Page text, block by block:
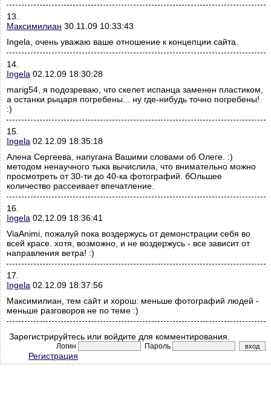
13.
Максимилиан 30.11.09 10:33:43
Ingela, очень уважаю ваше отношение к концепции сайта.
14.
Ingela 02.12.09 18:30:28
marig54, я подозреваю, что скелет испанца заменен пластиком,
а останки рыцаря погребены... ну где-нибудь точно погребены!
:)
15.
Ingela 02.12.09 18:35:18
Алена Сергеева, напугана Вашими словами об Олеге. :)
методом ненаучного тыка вычислила, что внимательно можно
просмотреть от 30-ти до 40-ка фотографий. бОльшее
количество рассеивает впечатление.
16.
Ingela 02.12.09 18:36:41
ViaAnimi, пожалуй пока воздержусь от демонстрации себя во
всей красе. хотя, возможно, и не воздержусь - все зависит от
направления ветра! :)
17.
Ingela 02.12.09 18:37:56
Максимилиан, тем сайт и хорош: меньше фотографий людей -
меньше разговоров не по теме :)
Зарегистрируйтесь или войдите для комментирования.
Логин Пароль
Регистрация